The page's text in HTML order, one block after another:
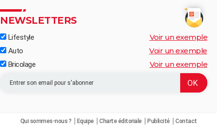
NEWSLETTERS
Lifestyle Voir un exemple
Auto Voir un exemple
Bricolage Voir un exemple
Qui sommes-nous ? Equipe Charte éditoriale Publicité Contact